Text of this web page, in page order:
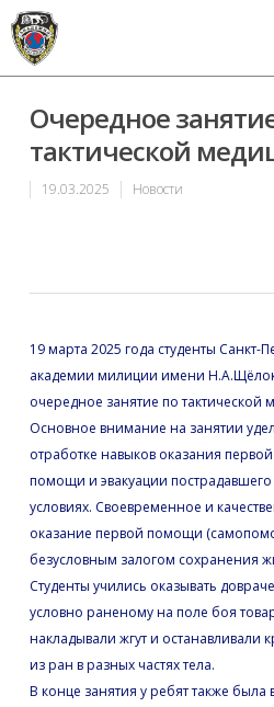
Очередное
тактической
19.03.2025 Новости
19 марта 2025 года студенты Санкт-
академии милиции имени
очередное занятие по тактической
Основное внимание на занятии
отработке навыков оказания
помощи и эвакуации
условиях. Своевременное и
оказание первой помощи
безусловным залогом сохранения
Студенты учились оказывать
условно раненому на поле боя
накладывали жгут и останавливали
из ран в разных частях тела.
В конце занятия у ребят также была